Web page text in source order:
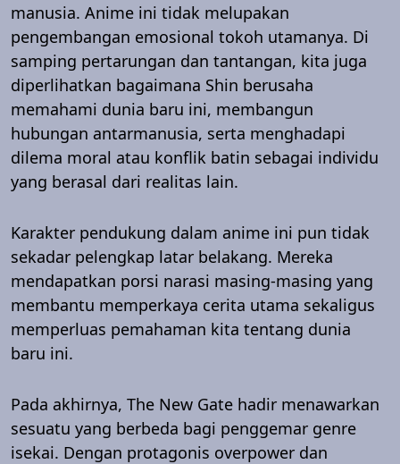
manusia. Anime ini tidak melupakan
pengembangan emosional tokoh utamanya. Di
samping pertarungan dan tantangan, kita juga
diperlihatkan bagaimana Shin berusaha
memahami dunia baru ini, membangun
hubungan antarmanusia, serta menghadapi
dilema moral atau konflik batin sebagai individu
yang berasal dari realitas lain.
Karakter pendukung dalam anime ini pun tidak
sekadar pelengkap latar belakang. Mereka
mendapatkan porsi narasi masing-masing yang
membantu memperkaya cerita utama sekaligus
memperluas pemahaman kita tentang dunia
baru ini.
Pada akhirnya, The New Gate hadir menawarkan
sesuatu yang berbeda bagi penggemar genre
isekai. Dengan protagonis overpower dan